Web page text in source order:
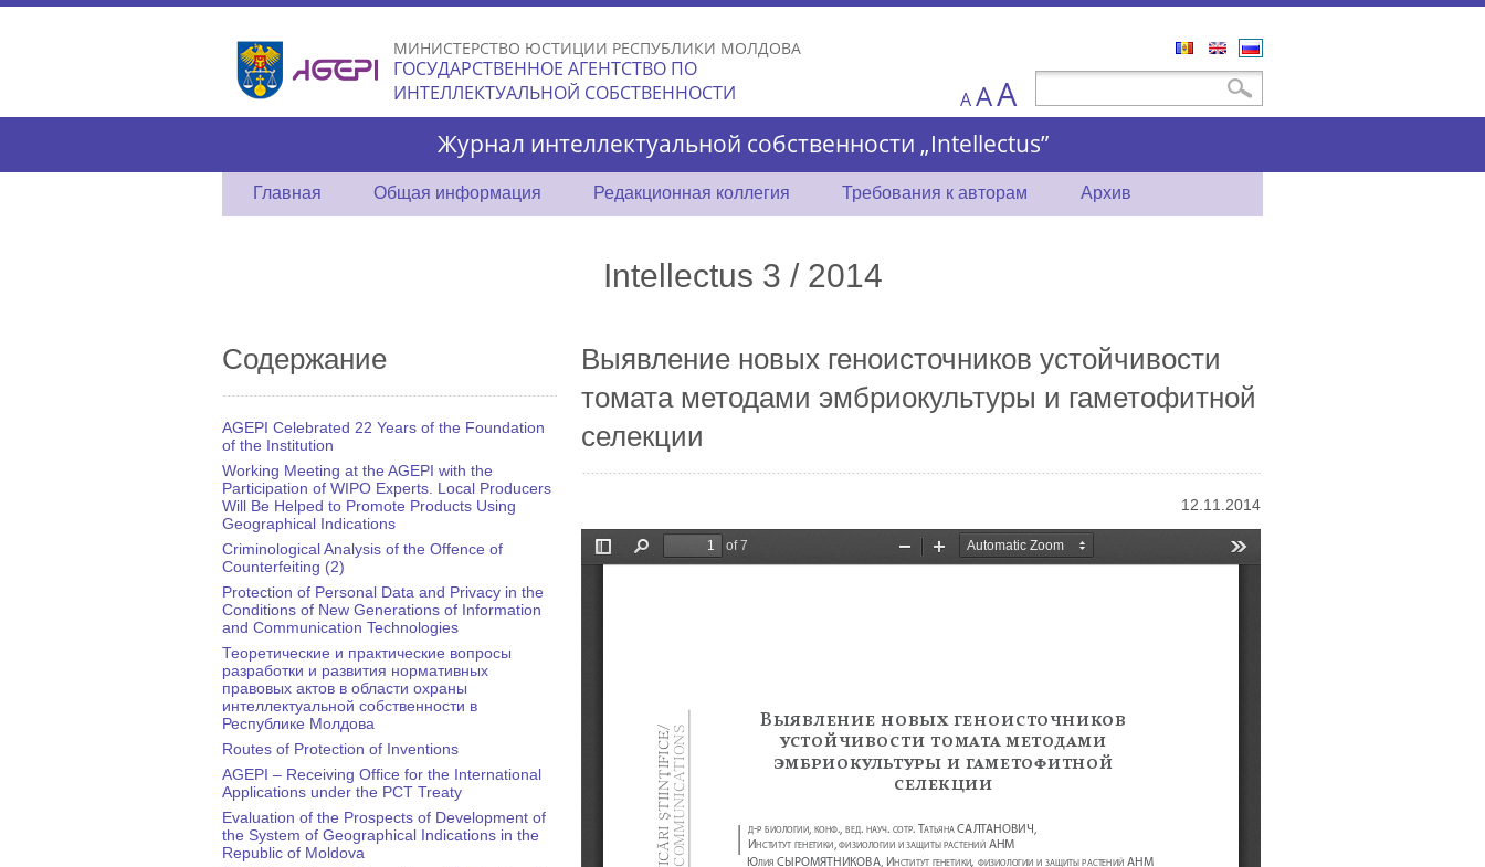
Skip to
main
content
МИНИСТЕРСТВО ЮСТИЦИИ РЕСПУБЛИКИ МОЛДОВА
ГОСУДАРСТВЕННОЕ АГЕНТСТВО ПО
ИНТЕЛЛЕКТУАЛЬНОЙ СОБСТВЕННОСТИ
Поиск
A AA
Журнал интеллектуальной собственности „Intellectus”
Главная Общая информация Редакционная коллегия Требования к авторам Архив
Intellectus 3 / 2014
Содержание
AGEPI Celebrated 22 Years of the Foundation
of the Institution
Working Meeting at the AGEPI with the
Participation of WIPO Experts. Local Producers
Will Be Helped to Promote Products Using
Geographical Indications
Criminological Analysis of the Offence of
Counterfeiting (2)
Protection of Personal Data and Privacy in the
Conditions of New Generations of Information
and Communication Technologies
Теоретические и практические вопросы
разработки и развития нормативных
правовых актов в области охраны
интеллектуальной собственности в
Республике Молдова
Routes of Protection of Inventions
AGEPI – Receiving Office for the International
Applications under the PCT Treaty
Evaluation of the Prospects of Development of
the System of Geographical Indications in the
Republic of Moldova
Выявление новых геноисточников устойчивости
томата методами эмбриокультуры и гаметофитной
селекции
12.11.2014